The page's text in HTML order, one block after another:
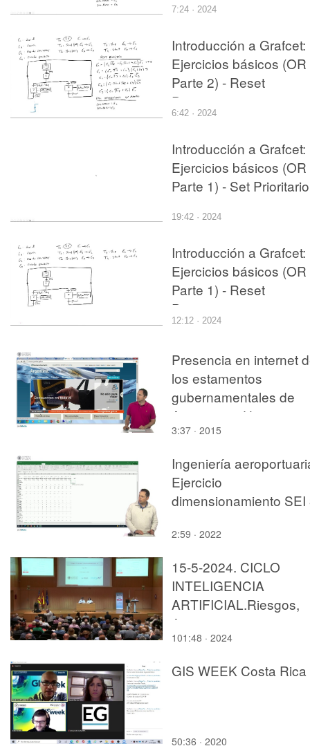
7:24 · 2024
Introducción a Grafcet:
Ejercicios básicos (OR
Parte 2) - Reset
Prioritario 2
6:42 · 2024
Introducción a Grafcet:
Ejercicios básicos (OR
Parte 1) - Set
19:42 · 2024
Introducción a Grafcet:
Ejercicios básicos (OR
Parte 1) - Reset
Prioritario 2
12:12 · 2024
Presencia en internet
los estamentos
gubernamentales de
Argentina y Uruguay
3:37 · 2015
Ingeniería
Ejercicio
dimensionamiento SEI
2:59 · 2022
15-5-2024. CICLO
INTELIGENCIA
ARTIFICIAL.Riesgos,
Amenazas y
Oportunidades de la
101:48 · 2024
GIS WEEK Costa Rica
50:36 · 2020